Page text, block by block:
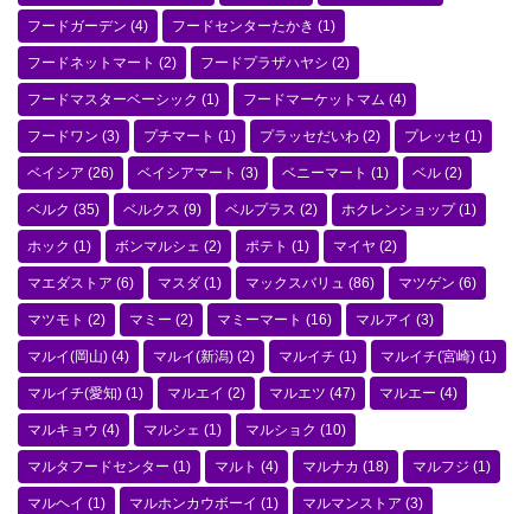
フードガーデン (4) フードセンターたかき (1)
フードネットマート (2) フードプラザハヤシ (2)
フードマスターベーシック (1) フードマーケットマム (4)
フードワン (3) プチマート (1) プラッセだいわ (2) プレッセ (1)
ベイシア (26) ベイシアマート (3) ベニーマート (1) ベル (2)
ベルク (35) ベルクス (9) ベルプラス (2) ホクレンショップ(1)
ホック (1) ボンマルシェ (2) ポテト (1) マイヤ (2)
マエダストア (6) マスダ (1) マックスバリュ (86) マツゲン (6)
マツモト (2) マミー (2) マミーマート (16) マルアイ (3)
マルイ(岡山) (4) マルイ(新潟) (2) マルイチ (1) マルイチ(宮崎) (1)
マルイチ(愛知) (1) マルエイ (2) マルエツ (47) マルエー (4)
マルキョウ (4) マルシェ (1) マルショク (10)
マルタフードセンター (1) マルト (4) マルナカ (18) マルフジ (1)
マルヘイ (1) マルホンカウボーイ (1) マルマンストア (3)